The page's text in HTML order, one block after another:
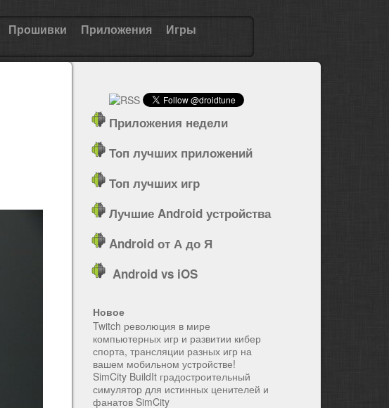
Прошивки Приложения Игры
Приложения недели
Топ лучших приложений
Топ лучших игр
Лучшие Android устройства
Android от А до Я
Android vs iOS
Новое
Twitch революция в мире
компьютерных игр и развитии кибер
спорта, трансляции разных игр на
вашем мобильном устройстве!
SimCity BuildIt градостроительный
симулятор для истинных ценителей и
фанатов SimCity